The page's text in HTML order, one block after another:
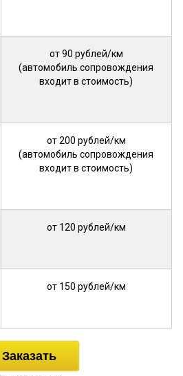
от 90 рублей/км
(автомобиль сопровождения
входит в стоимость)
от 200 рублей/км
(автомобиль сопровождения
входит в стоимость)
от 120 рублей/км
от 150 рублей/км
Заказать